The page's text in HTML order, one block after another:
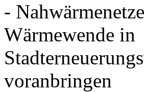
-
Wärmewende in
voranbringen